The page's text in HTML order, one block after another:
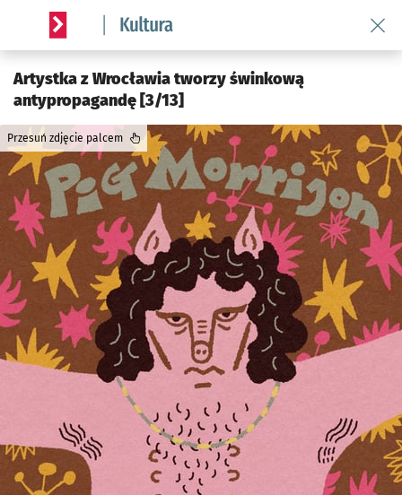
Serwis informacyjny wroclaw.pl podserwis: Kultura
Artystka z Wrocławia tworzy świnkową
antypropagandę [3/13]
Przesuń zdjęcie palcem